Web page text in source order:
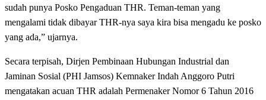
sudah punya Posko Pengaduan THR. Teman-teman yang
mengalami tidak dibayar THR-nya saya kira bisa mengadu ke posko
yang ada,” ujarnya.
Secara terpisah, Dirjen Pembinaan Hubungan Industrial dan
Jaminan Sosial (PHI Jamsos) Kemnaker Indah Anggoro Putri
mengatakan acuan THR adalah Permenaker Nomor 6 Tahun 2016